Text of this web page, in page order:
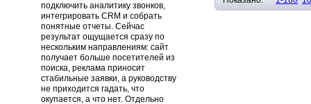
подключить аналитику звонков,
интегрировать CRM и собрать
понятные отчеты. Сейчас
результат ощущается сразу по
нескольким направлениям: сайт
получает больше посетителей из
поиска, реклама приносит
стабильные заявки, а руководству
не приходится гадать, что
окупается, а что нет. Отдельно